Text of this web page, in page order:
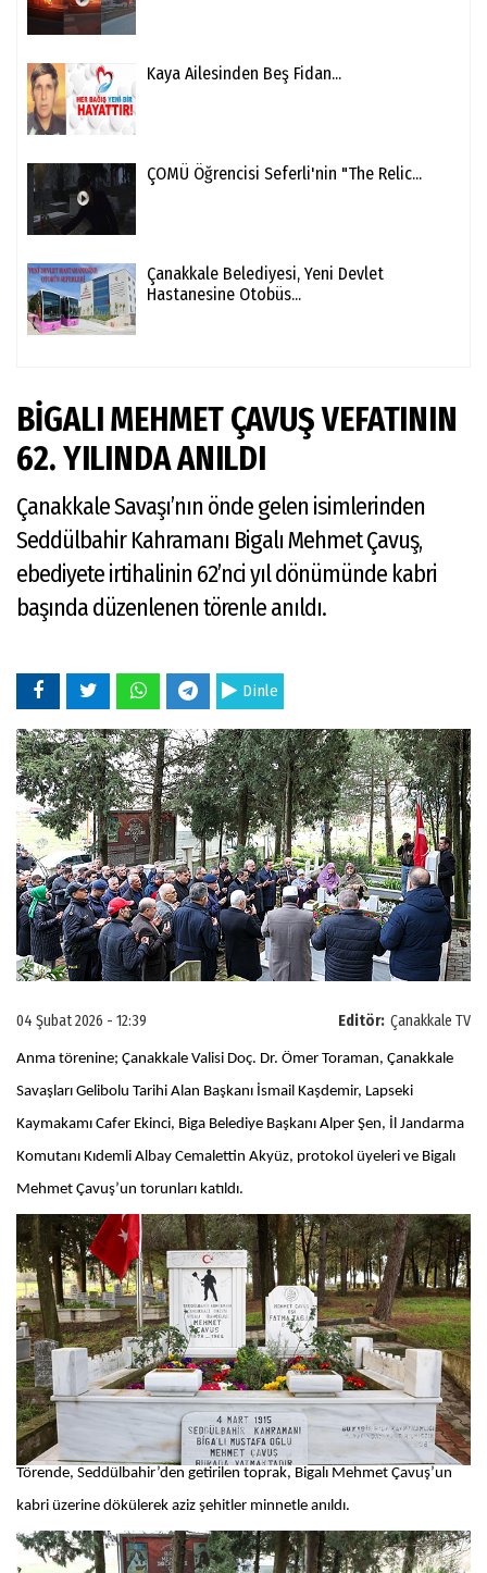
Kaya Ailesinden Beş Fidan...
ÇOMÜ Öğrencisi Seferli'nin "The Relic...
Çanakkale Belediyesi, Yeni Devlet
Hastanesine Otobüs...
BİGALI MEHMET ÇAVUŞ VEFATININ
62. YILINDA ANILDI
Çanakkale Savaşı’nın önde gelen isimlerinden
Seddülbahir Kahramanı Bigalı Mehmet Çavuş,
ebediyete irtihalinin 62’nci yıl dönümünde kabri
başında düzenlenen törenle anıldı.
Dinle
Editör: Çanakkale TV
04 Şubat 2026 - 12:39
Anma törenine; Çanakkale Valisi Doç. Dr. Ömer Toraman, Çanakkale
Savaşları Gelibolu Tarihi Alan Başkanı İsmail Kaşdemir, Lapseki
Kaymakamı Cafer Ekinci, Biga Belediye Başkanı Alper Şen, İl Jandarma
Komutanı Kıdemli Albay Cemalettin Akyüz, protokol üyeleri ve Bigalı
Mehmet Çavuş’un torunları katıldı.
Törende, Seddülbahir’den getirilen toprak, Bigalı Mehmet Çavuş’un
kabri üzerine dökülerek aziz şehitler minnetle anıldı.